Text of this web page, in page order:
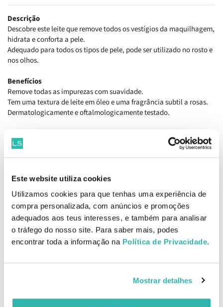
Este website utiliza cookies
Utilizamos cookies para que tenhas uma experiência de
compra personalizada, com anúncios e promoções
adequados aos teus interesses, e também para analisar
o tráfego do nosso site. Para saber mais, podes
encontrar toda a informação na Política de Privacidade.
Mostrar detalhes
Descrição
Descobre este leite que remove todos os vestígios da maquilhagem,
hidrata e conforta a pele.
Adequado para todos os tipos de pele, pode ser utilizado no rosto e
nos olhos.
Benefícios
Remove todas as impurezas com suavidade.
Tem uma textura de leite em óleo e uma fragrância subtil a rosas.
Dermatologicamente e oftalmologicamente testado.
Aplicar de manhã e/ou pela noite com um algodão. Aperfeiçoar a
desmaquilhagem com a Loção Tónica.
até se transformar num óleo e depois enxaguar.
Ingredientes
Aqua/Water, Coco-Caprylate/Caprate, Rosa Damascena Flower
Water, Glycerin, C12-15 Alkyl Benzoate, Coco-Glucoside, Benzyl
Alcohol, Acrylates/C10-30 Alkyl Acrylate Crosspolymer,
Parfum/Fragrance, Phenoxyethanol, Xylitylglucoside, Capryloyl
Glycine, Sodium Gluconate, Sodium Hydroxide, Anhydroxylitol,